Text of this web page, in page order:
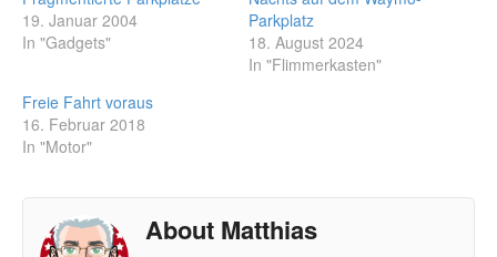
19. Januar 2004
In "Gadgets"
Parkplatz
18. August 2024
In "Flimmerkasten"
Freie Fahrt voraus
16. Februar 2018
In "Motor"
About Matthias